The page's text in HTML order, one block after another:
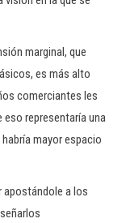
marginal, que
es más alto
comerciantes les
eso representaría una
mayor espacio
apostándole a los